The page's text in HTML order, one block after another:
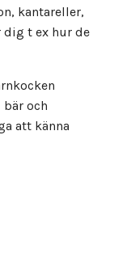
kantareller,
dig t ex hur de
och
att känna